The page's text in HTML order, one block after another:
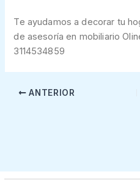
Te ayudamos a decorar tu
de asesoría en mobiliario
3114534859
ANTERIOR